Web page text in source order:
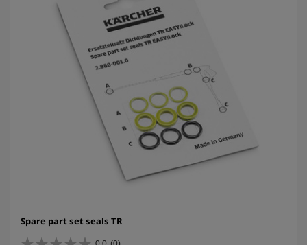
Spare part set seals TR